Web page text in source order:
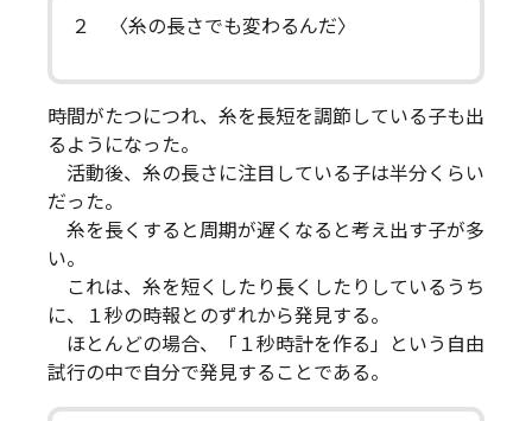
２ 〈糸の長さでも変わるんだ〉
時間がたつにつれ、糸を長短を調節している子も出
るようになった。
活動後、糸の長さに注目している子は半分くらい
だった。
糸を長くすると周期が遅くなると考え出す子が多
い。
これは、糸を短くしたり長くしたりしているうち
に、１秒の時報とのずれから発見する。
ほとんどの場合、「１秒時計を作る」という自由
試行の中で自分で発見することである。